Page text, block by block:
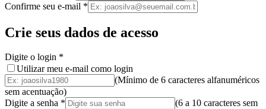
Confirme seu e-mail *
Crie seus dados de acesso
Digite o login *
Utilizar meu e-mail como login
(Mínimo de 6 caracteres alfanuméricos
sem acentuação)
Digite a senha * (6 a 10 caracteres sem